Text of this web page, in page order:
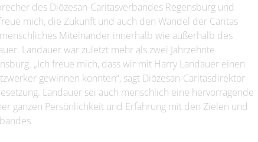
des Diözesan-Caritasverbandes Regensburg und
mich, die Zukunft und auch den Wandel der Caritas
Miteinander innerhalb wie außerhalb des
Landauer war zuletzt mehr als zwei Jahrzehnte
„Ich freue mich, dass wir mit Harry Landauer einen
gewinnen konnten“, sagt Diözesan-Caritasdirektor
Landauer sei auch menschlich eine hervorragende
ganzen Persönlichkeit und Erfahrung mit den Zielen und